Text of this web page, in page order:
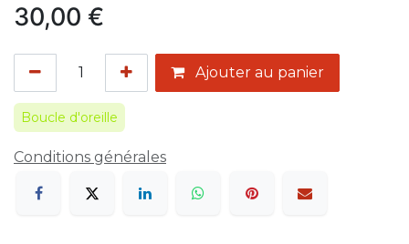
30,00 €
Ajouter au panier
Boucle d'oreille
Conditions générales